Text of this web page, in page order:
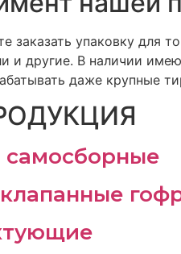
заказать упаковку для
и другие. В наличии
даже крупные
самосборные